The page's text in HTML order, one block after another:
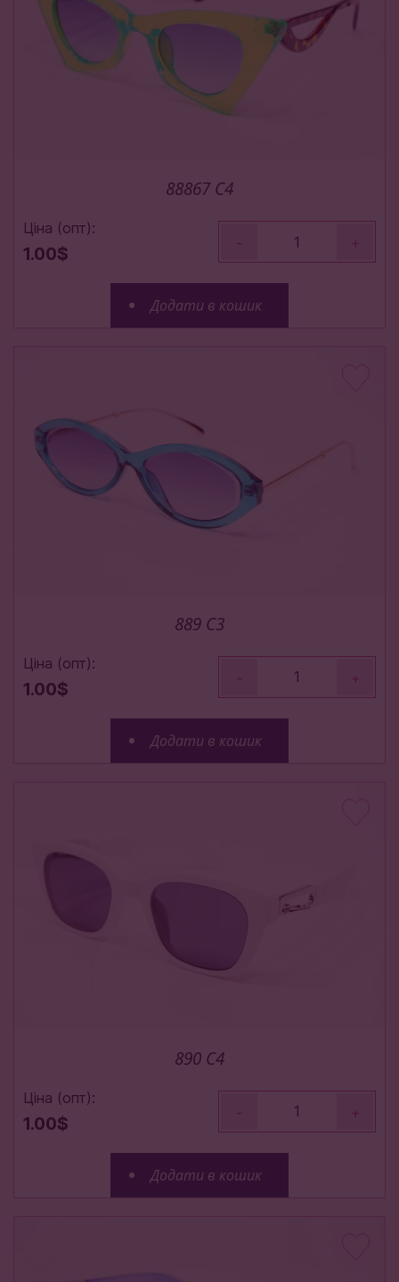
88867 C4
Ціна (опт):
1.00$
- +
Додати в кошик
889 C3
Ціна (опт):
1.00$
- +
Додати в кошик
890 C4
Ціна (опт):
1.00$
- +
Додати в кошик